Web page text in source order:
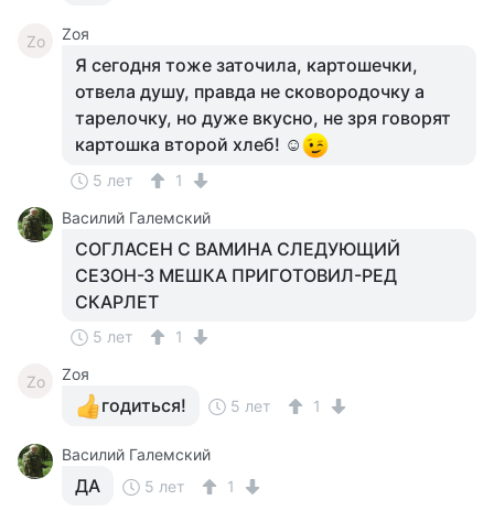
Zо Zоя
Я сегодня тоже заточила, картошечки,
отвела душу, правда не сковородочку а
тарелочку, но дуже вкусно, не зря говорят
картошка второй хлеб! ☺
5 лет
1
Василий Галемский
СОГЛАСЕН С ВАМИНА СЛЕДУЮЩИЙ
СЕЗОН-З МЕШКА ПРИГОТОВИЛ-РЕД
СКАРЛЕТ
5 лет 1
Zо Zоя
годиться! 5 лет 1
Василий Галемский
ДА 5 лет 1